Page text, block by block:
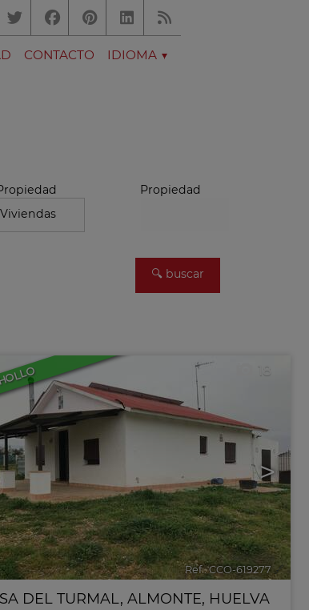
CONTACTO IDIOMA
Propiedad
>
18
Ref.. CCO-619277 🔗
DEL TURMAL , ALMONTE, HUELVA